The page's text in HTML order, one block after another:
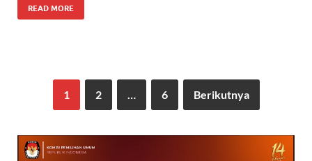
READ MORE
1 2 … 6 Berikutnya